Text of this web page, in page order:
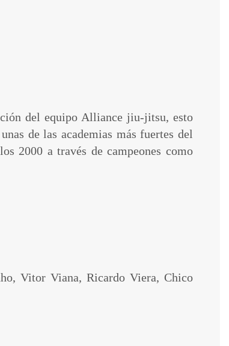
del equipo Alliance jiu-jitsu, esto
de las academias más fuertes del
2000 a través de campeones como
Vitor Viana, Ricardo Viera, Chico